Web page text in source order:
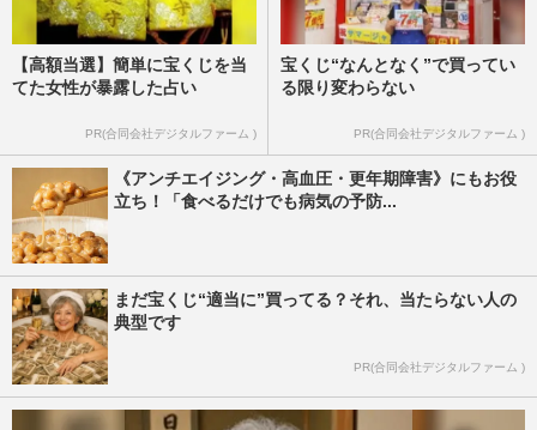
【高額当選】簡単に宝くじを当
てた女性が暴露した占い
PR(合同会社デジタルファーム )
宝くじ“なんとなく”で買ってい
る限り変わらない
PR(合同会社デジタルファーム )
《アンチエイジング・高血圧・更年期障害》にもお役
立ち！「食べるだけでも病気の予防...
まだ宝くじ“適当に”買ってる？それ、当たらない人の
典型です
PR(合同会社デジタルファーム )